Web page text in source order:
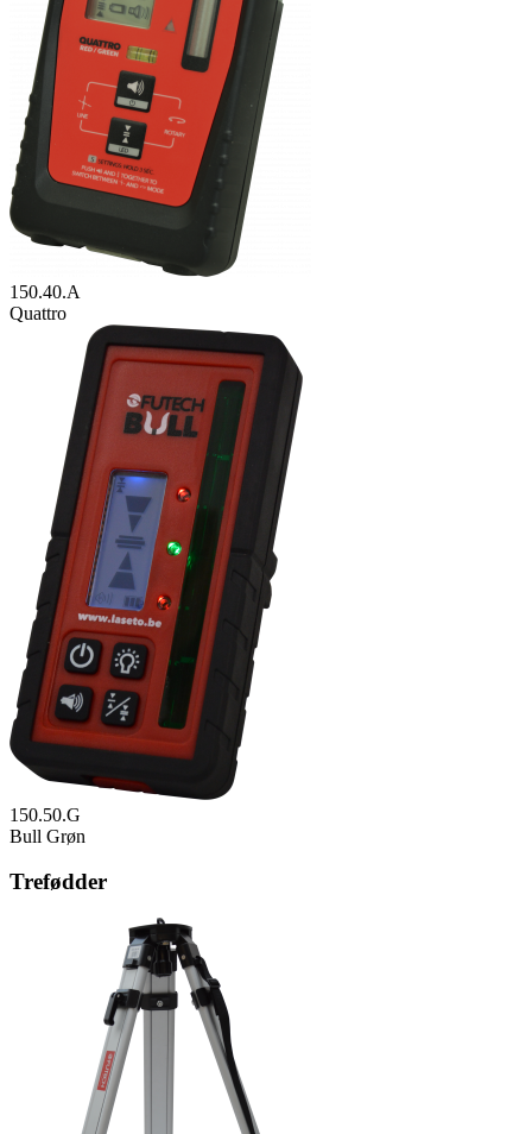
150.40.A
Quattro
150.50.G
Bull Grøn
Trefødder